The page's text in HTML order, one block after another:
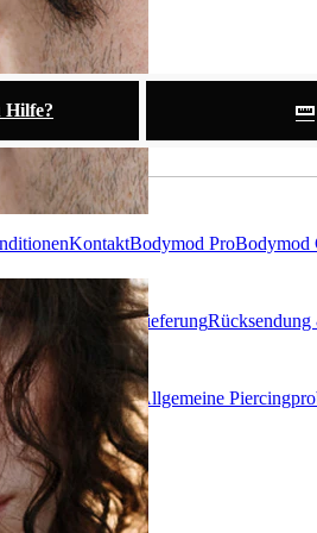
Hilfe?
KontaktBodymod ProBodymod
zur Lieferung
PiercingschmuckAllgemeine